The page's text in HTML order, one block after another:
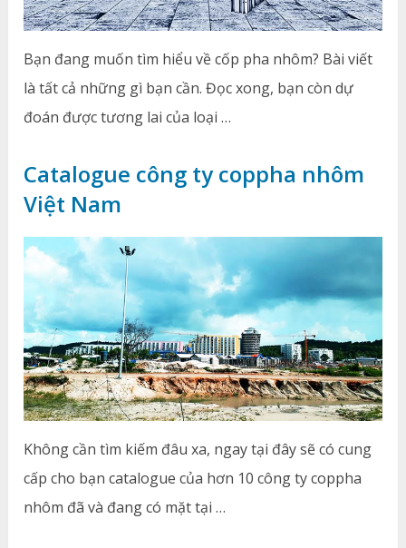
Bạn đang muốn tìm hiểu về cốp pha nhôm? Bài viết
là tất cả những gì bạn cần. Đọc xong, bạn còn dự
đoán được tương lai của loại …
Catalogue công ty coppha nhôm
Việt Nam
Không cần tìm kiếm đâu xa, ngay tại đây sẽ có cung
cấp cho bạn catalogue của hơn 10 công ty coppha
nhôm đã và đang có mặt tại …